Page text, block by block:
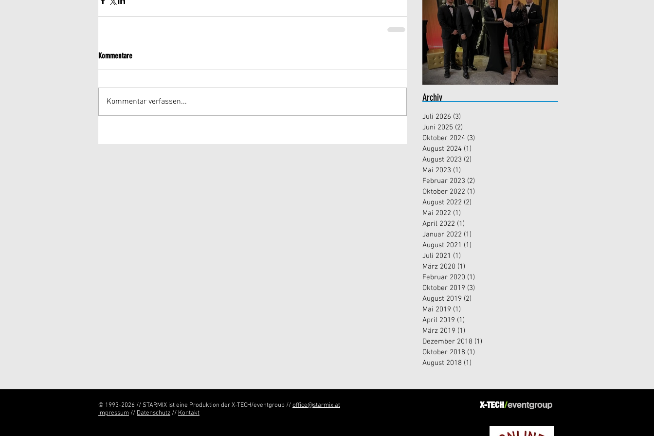
Jahreswechsel 2023/2024
Archiv
Juli 2026 (3)
Juni 2025 (2)
Oktober 2024 (3)
August 2024 (1)
August 2023 (2)
Mai 2023 (1)
Februar 2023 (2)
Oktober 2022 (1)
August 2022 (2)
Mai 2022 (1)
April 2022 (1)
Januar 2022 (1)
August 2021 (1)
Juli 2021 (1)
März 2020 (1)
Februar 2020 (1)
Oktober 2019 (3)
August 2019 (2)
Mai 2019 (1)
April 2019 (1)
März 2019 (1)
Dezember 2018 (1)
Oktober 2018 (1)
August 2018 (1)
Kommentare
Kommentar verfassen...
© 1993-2026 // STARMIX ist eine Produktion der X-TECH/eventgroup //office@starmix.at
Impressum // Datenschutz // Kontakt